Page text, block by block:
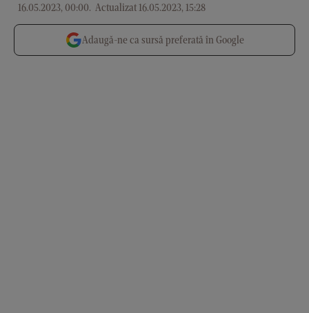
16.05.2023, 00:00. Actualizat 16.05.2023, 15:28
Adaugă-ne ca sursă preferată în Google